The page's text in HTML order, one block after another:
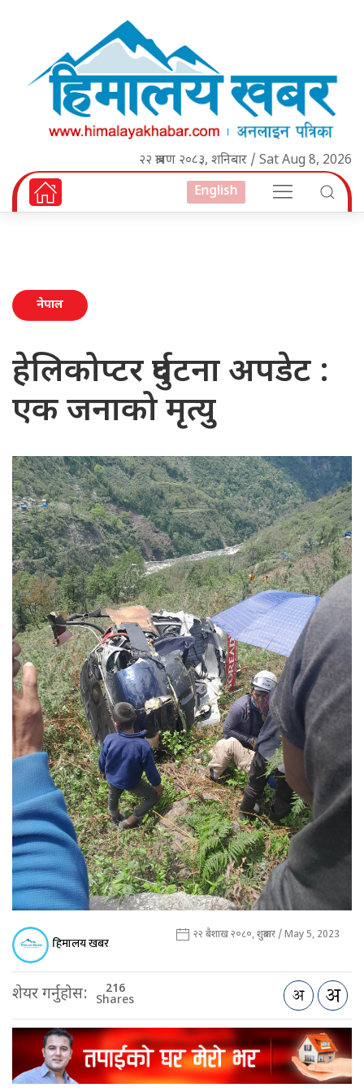
२२ श्रावण २०८३, शनिबार / Sat Aug 8, 2026
English
नेपाल
हेलिकोप्टर दुर्घटना अपडेट :
एक जनाको मृत्यु
हिमालय खबर २२ बैशाख २०८०, शुक्रबार / May 5, 2023
शेयर गर्नुहोस: 216
Shares